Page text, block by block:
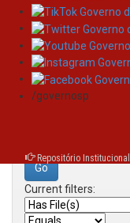
Skip
navigation
/governosp
Repositório
Search
Search:
Current filters: